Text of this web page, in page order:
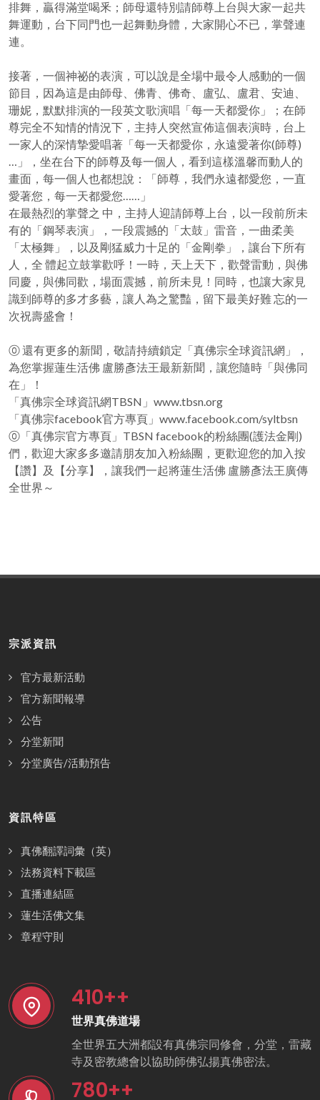
排舞，贏得滿堂喝釆；師母還特別請師尊上台與大家一起共
舞運動，台下同門也一起舞動身體，大家開心不已，掌聲連
連。
接著，一個神祕的表演，可以說是全場中最令人感動的一個
節目，因為這是由師母、佛青、佛奇、盧弘、盧君、安迪、
珊妮，默默排演的一段英文歌演唱「每一天都愛你」；在師
尊完全不知情的情況下，主持人突然宣佈這個表演時，台上
一家人的深情摯愛唱著「每一天都愛你，永遠愛著你(師尊)
…」，坐在台下的師尊及每一個人，看到這樣溫馨而動人的
畫面，每一個人也都想說：「師尊，我們永遠都愛您，一直
愛著您，每一天都愛您……」
在最熱烈的掌聲之 中，主持人迎請師尊上台，以一段前所未
有的「鋼琴表演」，一段震撼的「太鼓」雷音，一曲柔美
「太極舞」，以及剛猛威力十足的「金剛拳」，讓台下所有
人，全 體起立鼓掌歡呼！一時，天上天下，歡聲雷動，與佛
同慶，與佛同歡，場面震撼，前所未見！同時，也讓大家見
識到師尊的多才多藝，讓人為之驚豔，留下最美好難 忘的一
次祝壽盛會！
⓪ 還有更多的新聞，敬請持續鎖定「真佛宗全球資訊網」，
為您掌握蓮生活佛 盧勝彥法王最新新聞，讓您隨時「與佛同
在」！
「真佛宗全球資訊網TBSN」www.tbsn.org
「真佛宗facebook官方專頁」www.facebook.com/syltbsn
⓪「真佛宗官方專頁」TBSN facebook的粉絲團(護法金剛)
們，歡迎大家多多邀請朋友加入粉絲團，更歡迎您的加入按
【讚】及【分享】，讓我們一起將蓮生活佛 盧勝彥法王廣傳
全世界～
宗派資訊
官方最新活動
官方新聞報導
公告
分堂新聞
分堂廣告/活動預告
資訊特區
真佛翻譯詞彙（英）
法務資料下載區
直播連結區
蓮生活佛文集
章程守則
410++
世界真佛道場
全世界五大洲都設有真佛宗同修會，分堂，雷藏
寺及密教總會以協助師佛弘揚真佛密法。
780++